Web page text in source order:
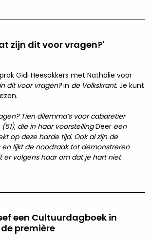
zijn dit voor vragen?'
Gidi Heesakkers met Nathalie voor
dit voor vragen?in de Volkskrant. Je kunt
Tien dilemma’s voor cabaretier
die in haar voorstellingDeer een
op deze harde tijd. Ook al zijn de
lijkt de noodzaak tot demonstreren
er volgens haar om dat je hart niet
een Cultuurdagboek in
première